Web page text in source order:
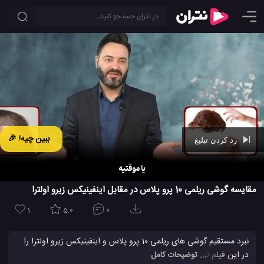
ببین چیه! 🎉 رد کردن تبلیغ
مقایسه گوشی ریلمی 10 پرو پلاس در مقابل اینفینیکس زیرو اولترا
1 5.0 0
نبرد مستقیم گوشی های ریلمی 10 پرو پلاس و اینفینیکس زیرو اولترا را
در این فیلم تماشا کنید. در این جا این دو گوشی با یکدیگر به طور کامل
... توضیحات کامل